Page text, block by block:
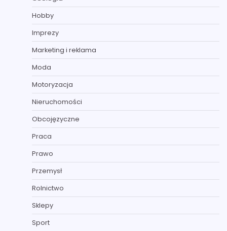
Hobby
Imprezy
Marketing i reklama
Moda
Motoryzacja
Nieruchomości
Obcojęzyczne
Praca
Prawo
Przemysł
Rolnictwo
Sklepy
Sport